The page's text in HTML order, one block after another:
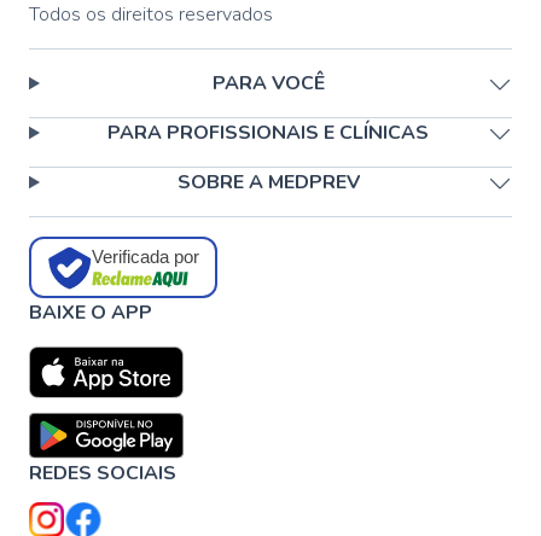
Todos os direitos reservados
PARA VOCÊ
PARA PROFISSIONAIS E CLÍNICAS
SOBRE A MEDPREV
Verificada por
BAIXE O APP
REDES SOCIAIS